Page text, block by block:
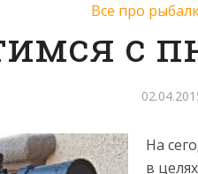
Все про
с
На
в